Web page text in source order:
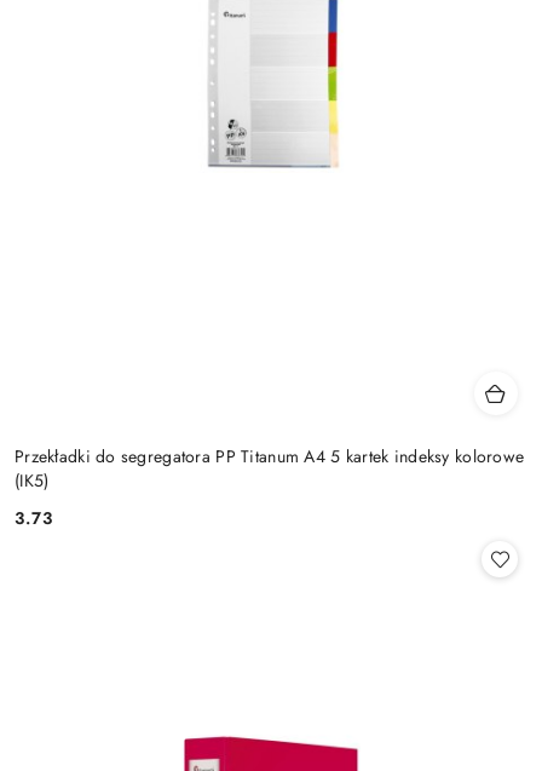
Przekładki do segregatora PP Titanum A4 5 kartek indeksy kolorowe
(IK5)
Cena:
3.73